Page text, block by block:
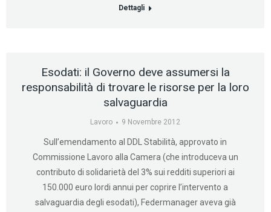
Dettagli
Esodati: il Governo deve assumersi la
responsabilità di trovare le risorse per la loro
salvaguardia
Lavoro 9 Novembre 2012
Sull’emendamento al DDL Stabilità, approvato in
Commissione Lavoro alla Camera (che introduceva un
contributo di solidarietà del 3% sui redditi superiori ai
150.000 euro lordi annui per coprire l’intervento a
salvaguardia degli esodati), Federmanager aveva già